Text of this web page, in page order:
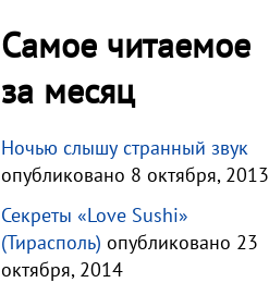
Самое читаемое
за месяц
Ночью слышу странный звук
опубликовано 8 октября, 2013
Секреты «Love Sushi»
(Тирасполь) опубликовано 23
октября, 2014